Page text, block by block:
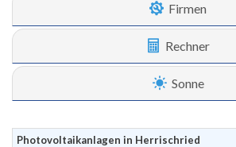
Firmen
Rechner
Sonne
Photovoltaikanlagen in Herrischried